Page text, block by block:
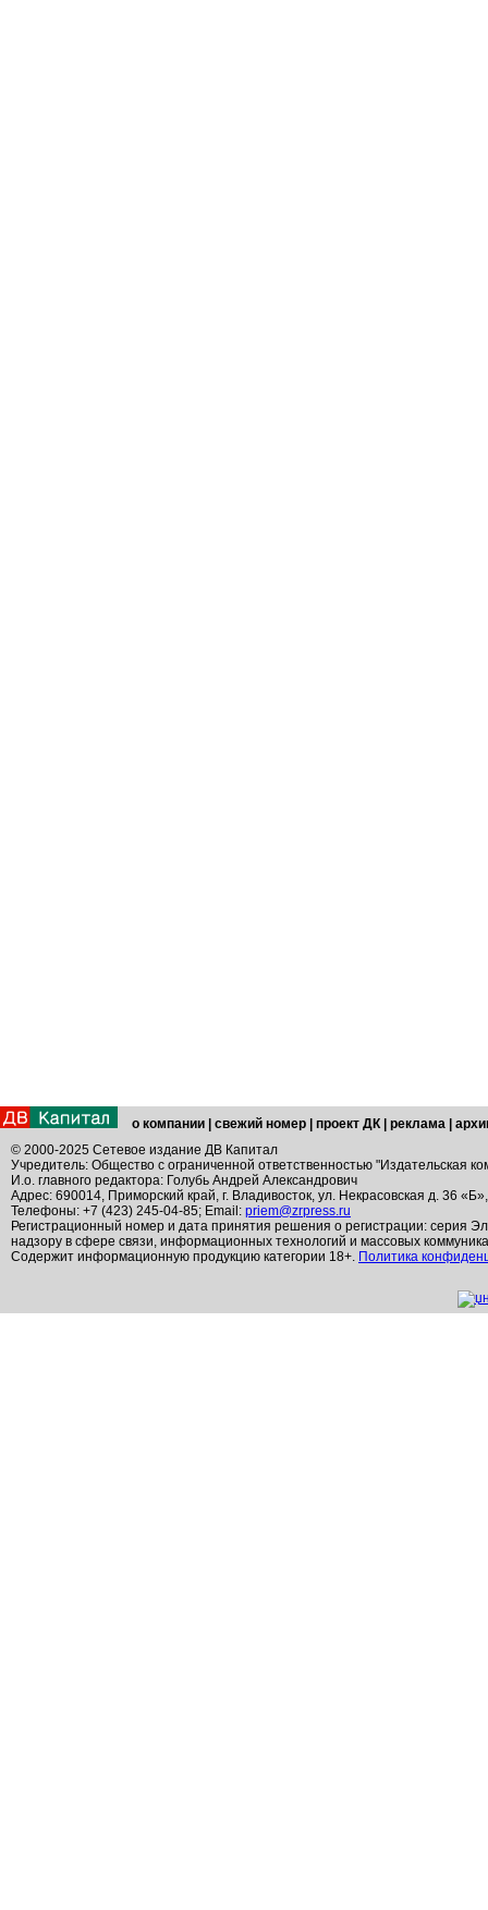
о компании свежий номер проект ДК реклама
© 2000-2025 Сетевое издание ДВ Капитал
Учредитель: Общество с ограниченной ответственностью "Издательская
И.о. главного редактора: Голубь Андрей Александрович
Адрес: 690014, Приморский край, г. Владивосток, ул. Некрасовская д. 36
Телефоны: +7 (423) 245-04-85; Email: priem@zrpress.ru
Регистрационный номер и дата принятия решения о регистрации: серия
надзору в сфере связи, информационных технологий и массовых
Содержит информационную продукцию категории 18+. Политика